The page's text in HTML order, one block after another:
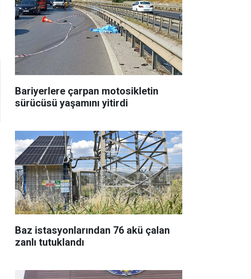
Bariyerlere çarpan motosikletin
sürücüsü yaşamını yitirdi
Baz istasyonlarından 76 akü çalan
zanlı tutuklandı